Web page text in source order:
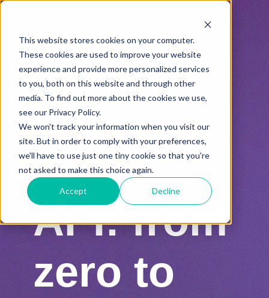
This website stores cookies on your computer.
These cookies are used to improve your website
experience and provide more personalized services
to you, both on this website and through other
media. To find out more about the cookies we use,
see our Privacy Policy.
We won't track your information when you visit our
site. But in order to comply with your preferences,
we'll have to use just one tiny cookie so that you're
not asked to make this choice again.
Accept Decline
EBOOK
API: from
zero to